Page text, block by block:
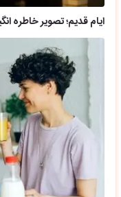
ایام قدیم؛ تصویر خاطره